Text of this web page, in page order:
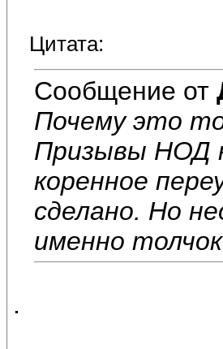
Цитата:
Сообщение от
Почему это
Призывы НОД
коренное
сделано. Но
именно
.